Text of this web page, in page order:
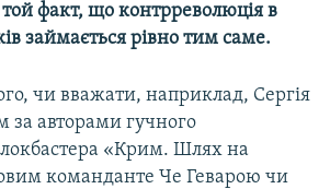
той факт, що контрреволюція в
займається рівно тим саме.
чи вважати, наприклад, Сергія
за авторами гучного
«Крим. Шлях на
команданте Че Геварою чи